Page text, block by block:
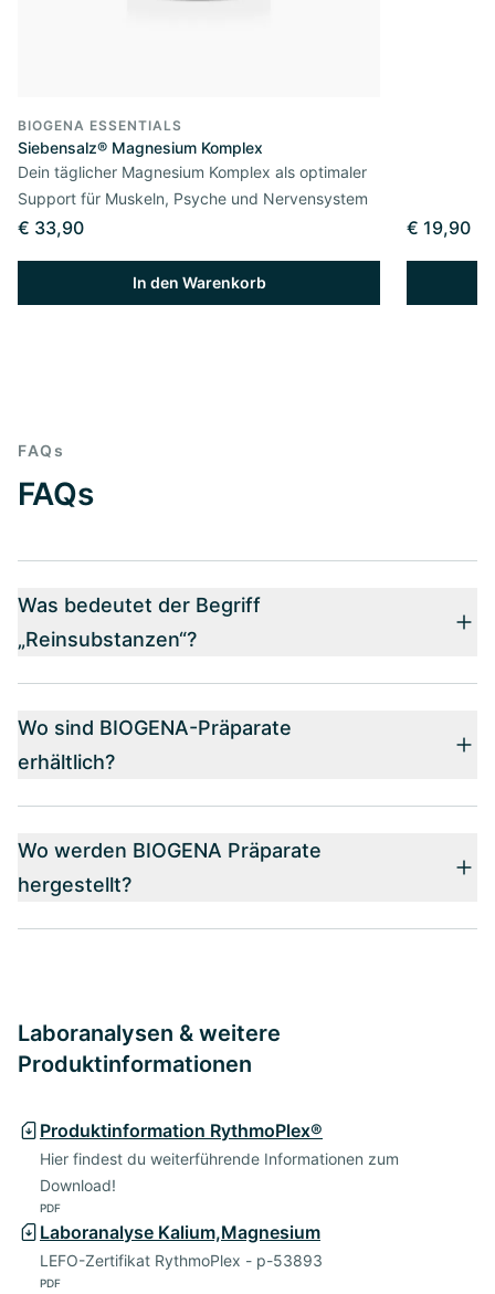
BIOGENA ESSENTIALS
Siebensalz® Magnesium Komplex
Dein täglicher Magnesium Komplex als optimaler
Support für Muskeln, Psyche und Nervensystem
€ 33,90
In den Warenkorb
€ 19,90
FAQs
FAQs
Was bedeutet der Begriff
„Reinsubstanzen“?
Wo sind BIOGENA-Präparate
erhältlich?
Wo werden BIOGENA Präparate
hergestellt?
Laboranalysen & weitere
Produktinformationen
Produktinformation RythmoPlex®
Hier findest du weiterführende Informationen zum
Download!
PDF
Laboranalyse Kalium,Magnesium
LEFO-Zertifikat RythmoPlex - p-53893
PDF